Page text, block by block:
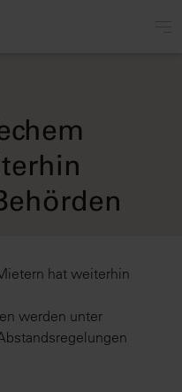
hat weiterhin
werden unter